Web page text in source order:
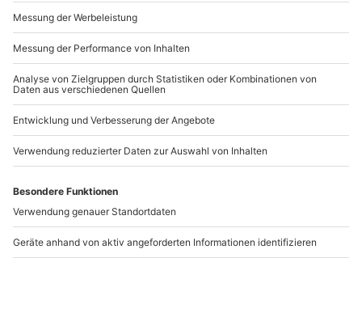
Andere Produkte entdecken
(1,5 Std.)
Hamburg
1 Person
Hamburg
2 Personen